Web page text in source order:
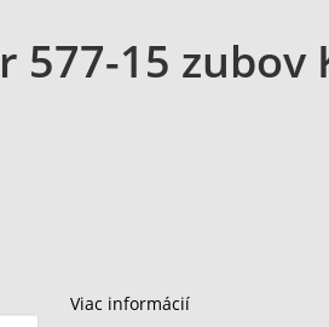
15 zubov
Viac informácií